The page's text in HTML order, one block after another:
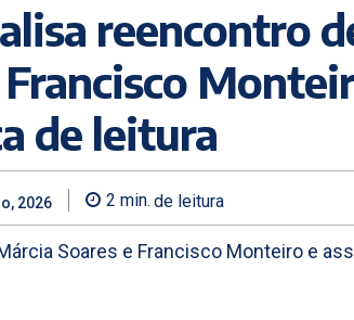
reencontro
de leitura
2026 2 min. de leitura
Soares e Francisco Monteiro e